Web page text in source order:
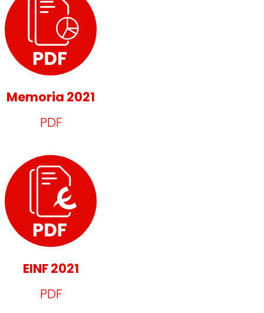
Memoria 2021
PDF
EINF 2021
PDF